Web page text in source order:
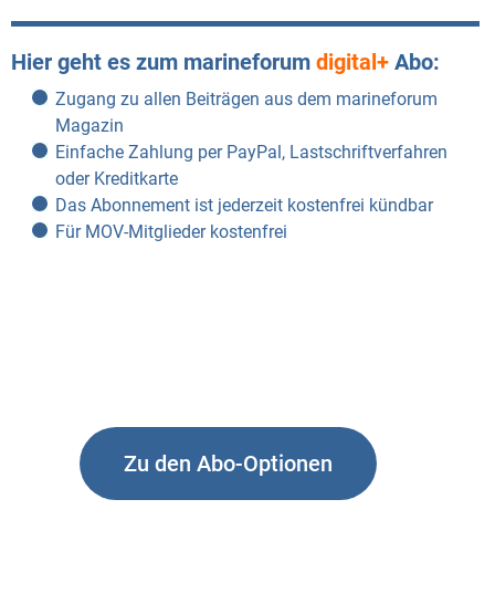
Hier geht es zum marineforum digital+ Abo:
Zugang zu allen Beiträgen aus dem marineforum
Magazin
Einfache Zahlung per PayPal, Lastschriftverfahren
oder Kreditkarte
Das Abonnement ist jederzeit kostenfrei kündbar
Für MOV-Mitglieder kostenfrei
Zu den Abo-Optionen